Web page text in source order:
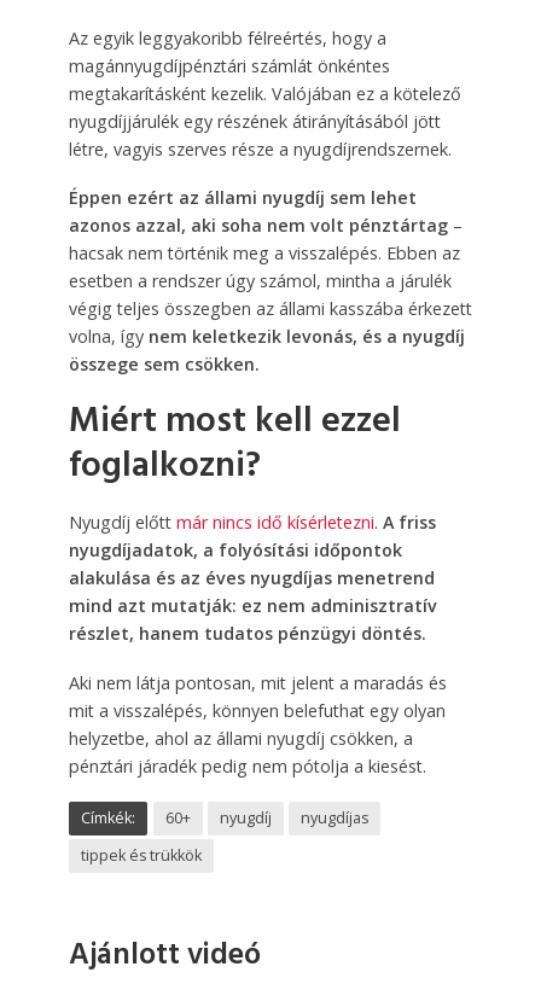
Az egyik leggyakoribb félreértés, hogy a
magánnyugdíjpénztári számlát önkéntes
megtakarításként kezelik. Valójában ez a kötelező
nyugdíjjárulék egy részének átirányításából jött
létre, vagyis szerves része a nyugdíjrendszernek.
Éppen ezért az állami nyugdíj sem lehet
azonos azzal, aki soha nem volt pénztártag–
hacsak nem történik meg a visszalépés. Ebben az
esetben a rendszer úgy számol, mintha a járulék
végig teljes összegben az állami kasszába érkezett
volna, így nem keletkezik levonás, és a nyugdíj
összege sem csökken.
Miért most kell ezzel
foglalkozni?
Nyugdíj előtt már nincs idő kísérletezni. A friss
nyugdíjadatok, a folyósítási időpontok
alakulása és az éves nyugdíjas menetrend
mind azt mutatják: ez nem adminisztratív
részlet, hanem tudatos pénzügyi döntés.
Aki nem látja pontosan, mit jelent a maradás és
mit a visszalépés, könnyen belefuthat egy olyan
helyzetbe, ahol az állami nyugdíj csökken, a
pénztári járadék pedig nem pótolja a kiesést.
Címkék: 60+ nyugdíj
nyugdíjas
tippek és trükkök
Ajánlott videó